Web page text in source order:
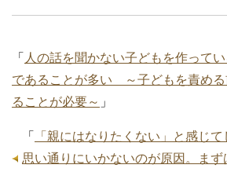
「 人の話を聞かない子どもを作って
であることが多い ～子どもを責める
ることが必要～ 」
「
「親にはなりたくない」と感じ
思い通りにいかないのが原因。ま